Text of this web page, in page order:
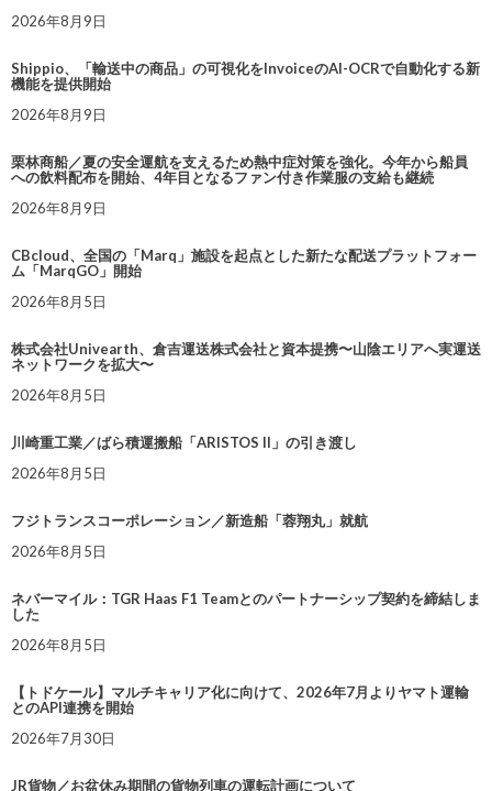
2026年8月9日
Shippio、「輸送中の商品」の可視化をInvoiceのAI-OCRで自動化する新
機能を提供開始
2026年8月9日
栗林商船／夏の安全運航を支えるため熱中症対策を強化。今年から船員
への飲料配布を開始、4年目となるファン付き作業服の支給も継続
2026年8月9日
CBcloud、全国の「Marq」施設を起点とした新たな配送プラットフォー
ム「MarqGO」開始
2026年8月5日
株式会社Univearth、倉吉運送株式会社と資本提携〜山陰エリアへ実運送
ネットワークを拡大〜
2026年8月5日
川崎重工業／ばら積運搬船「ARISTOS II」の引き渡し
2026年8月5日
フジトランスコーポレーション／新造船「蓉翔丸」就航
2026年8月5日
ネバーマイル：TGR Haas F1 Teamとのパートナーシップ契約を締結しま
した
2026年8月5日
【トドケール】マルチキャリア化に向けて、2026年7月よりヤマト運輸
とのAPI連携を開始
2026年7月30日
JR貨物／お盆休み期間の貨物列車の運転計画について